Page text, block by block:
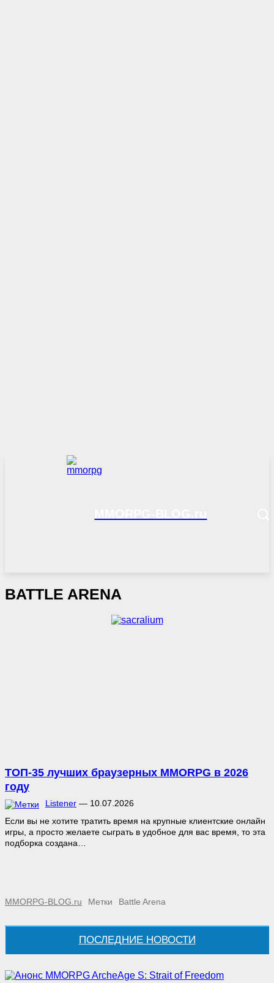
BATTLE ARENA
ТОП-35 лучших браузерных MMORPG в 2026
году
Listener — 10.07.2026
Если вы не хотите тратить время на крупные клиентские онлайн
игры, а просто желаете сыграть в удобное для вас время, то эта
подборка создана…
MMORPG-BLOG.ru Метки Battle Arena
ПОСЛЕДНИЕ НОВОСТИ